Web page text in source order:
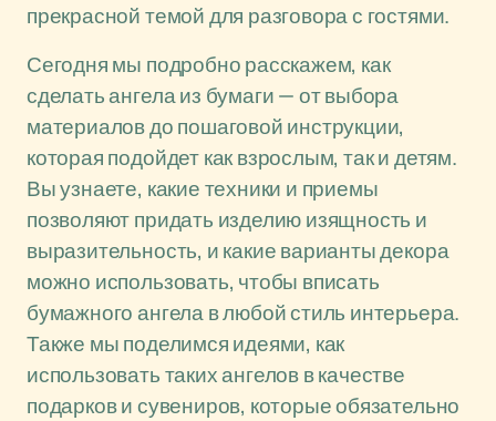
прекрасной темой для разговора с гостями.
Сегодня мы подробно расскажем, как
сделать ангела из бумаги — от выбора
материалов до пошаговой инструкции,
которая подойдет как взрослым, так и детям.
Вы узнаете, какие техники и приемы
позволяют придать изделию изящность и
выразительность, и какие варианты декора
можно использовать, чтобы вписать
бумажного ангела в любой стиль интерьера.
Также мы поделимся идеями, как
использовать таких ангелов в качестве
подарков и сувениров, которые обязательно